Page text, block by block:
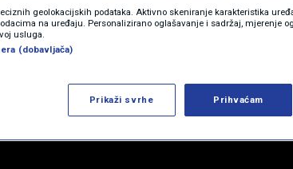
VIDEO
Više
geolokacijskih podataka. Aktivno skeniranje karakteristika
na uređaju. Personalizirano oglašavanje i sadržaj, mjerenje
usluga.
(dobavljača)
Prikaži svrhe Prihvaćam